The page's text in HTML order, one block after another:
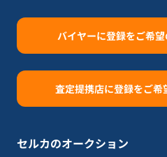
バイヤーに登録をご希
査定提携店に登録をご希
セルカのオークション